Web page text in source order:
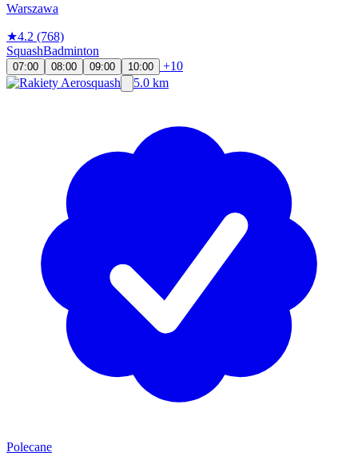
Warszawa
★4.2 (768)
SquashBadminton
07:00 08:00 09:00 10:00
+10
5.0 km
Polecane